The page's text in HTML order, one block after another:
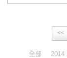
<<
全部 2014